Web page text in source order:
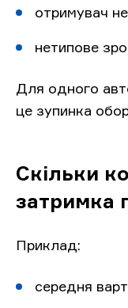
отримувач
нетипове
Для одного
це зупинка
Скільки
затримка
Приклад:
середня